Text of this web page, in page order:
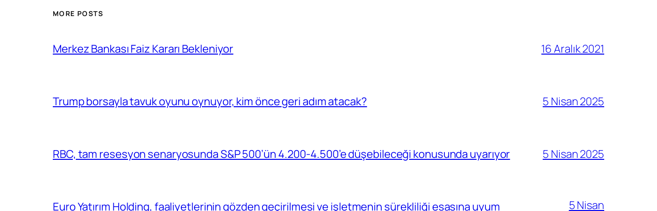
MORE POSTS
Merkez Bankası Faiz Kararı Bekleniyor 16 Aralık 2021
Trump borsayla tavuk oyunu oynuyor, kim önce geri adım atacak? 5 Nisan 2025
RBC, tam resesyon senaryosunda S&P 500’ün 4.200-4.500’e düşebileceği konusunda uyarıyor 5 Nisan 2025
Euro Yatırım Holding, faaliyetlerinin gözden geçirilmesi ve işletmenin sürekliliği esasına uyum 5 Nisan